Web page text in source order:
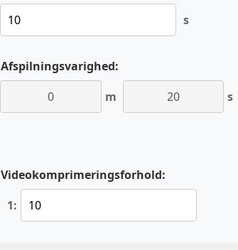
s
Afspilningsvarighed:
m
s
Videokomprimeringsforhold:
1: